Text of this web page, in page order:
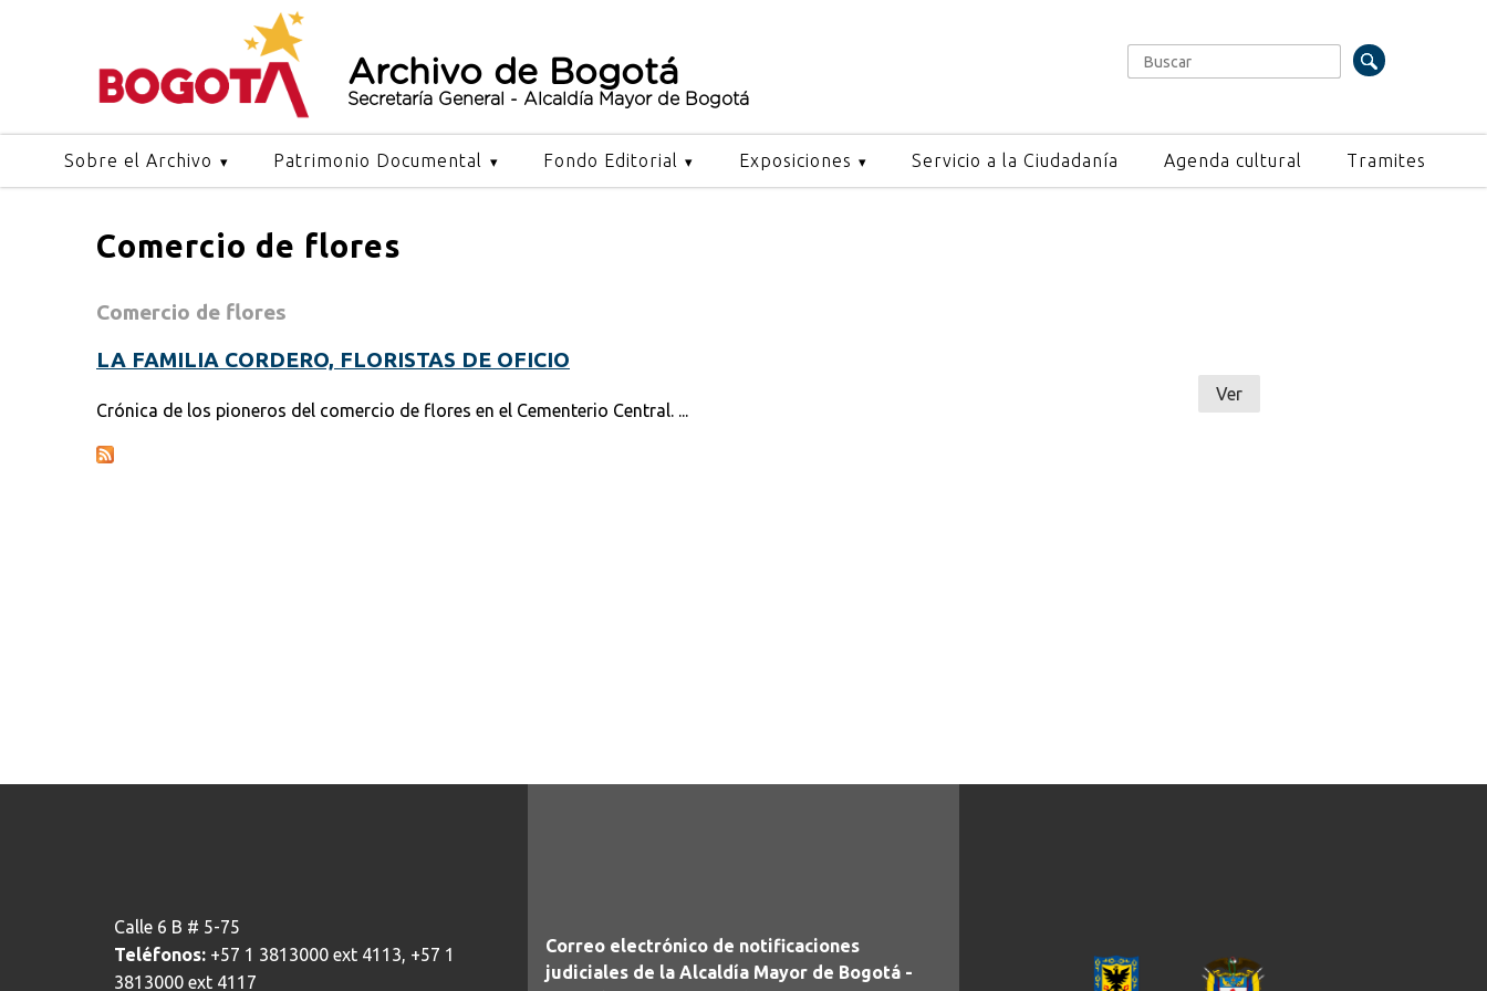
Archivo de Bogotá
Secretaría General - Alcaldía Mayor de Bogotá
Formulario de búsqueda
Buscar
Sobre el Archivo Patrimonio Documental Fondo Editorial Exposiciones Servicio a la Ciudadanía Agenda cultural Tramites
Comercio de flores
Comercio de flores
LA FAMILIA CORDERO, FLORISTAS DE OFICIO
Crónica de los pioneros del comercio de flores en el Cementerio Central. ...
Ver
Calle 6 B # 5-75
Teléfonos: +57 1 3813000 ext 4113, +57 1
3813000 ext 4117
Correo electrónico de notificaciones
judiciales de la Alcaldía Mayor de Bogotá -